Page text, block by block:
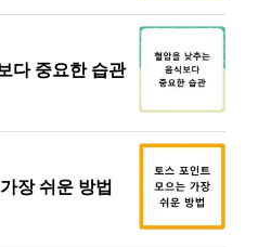
다 중요한 습관
장 쉬운 방법